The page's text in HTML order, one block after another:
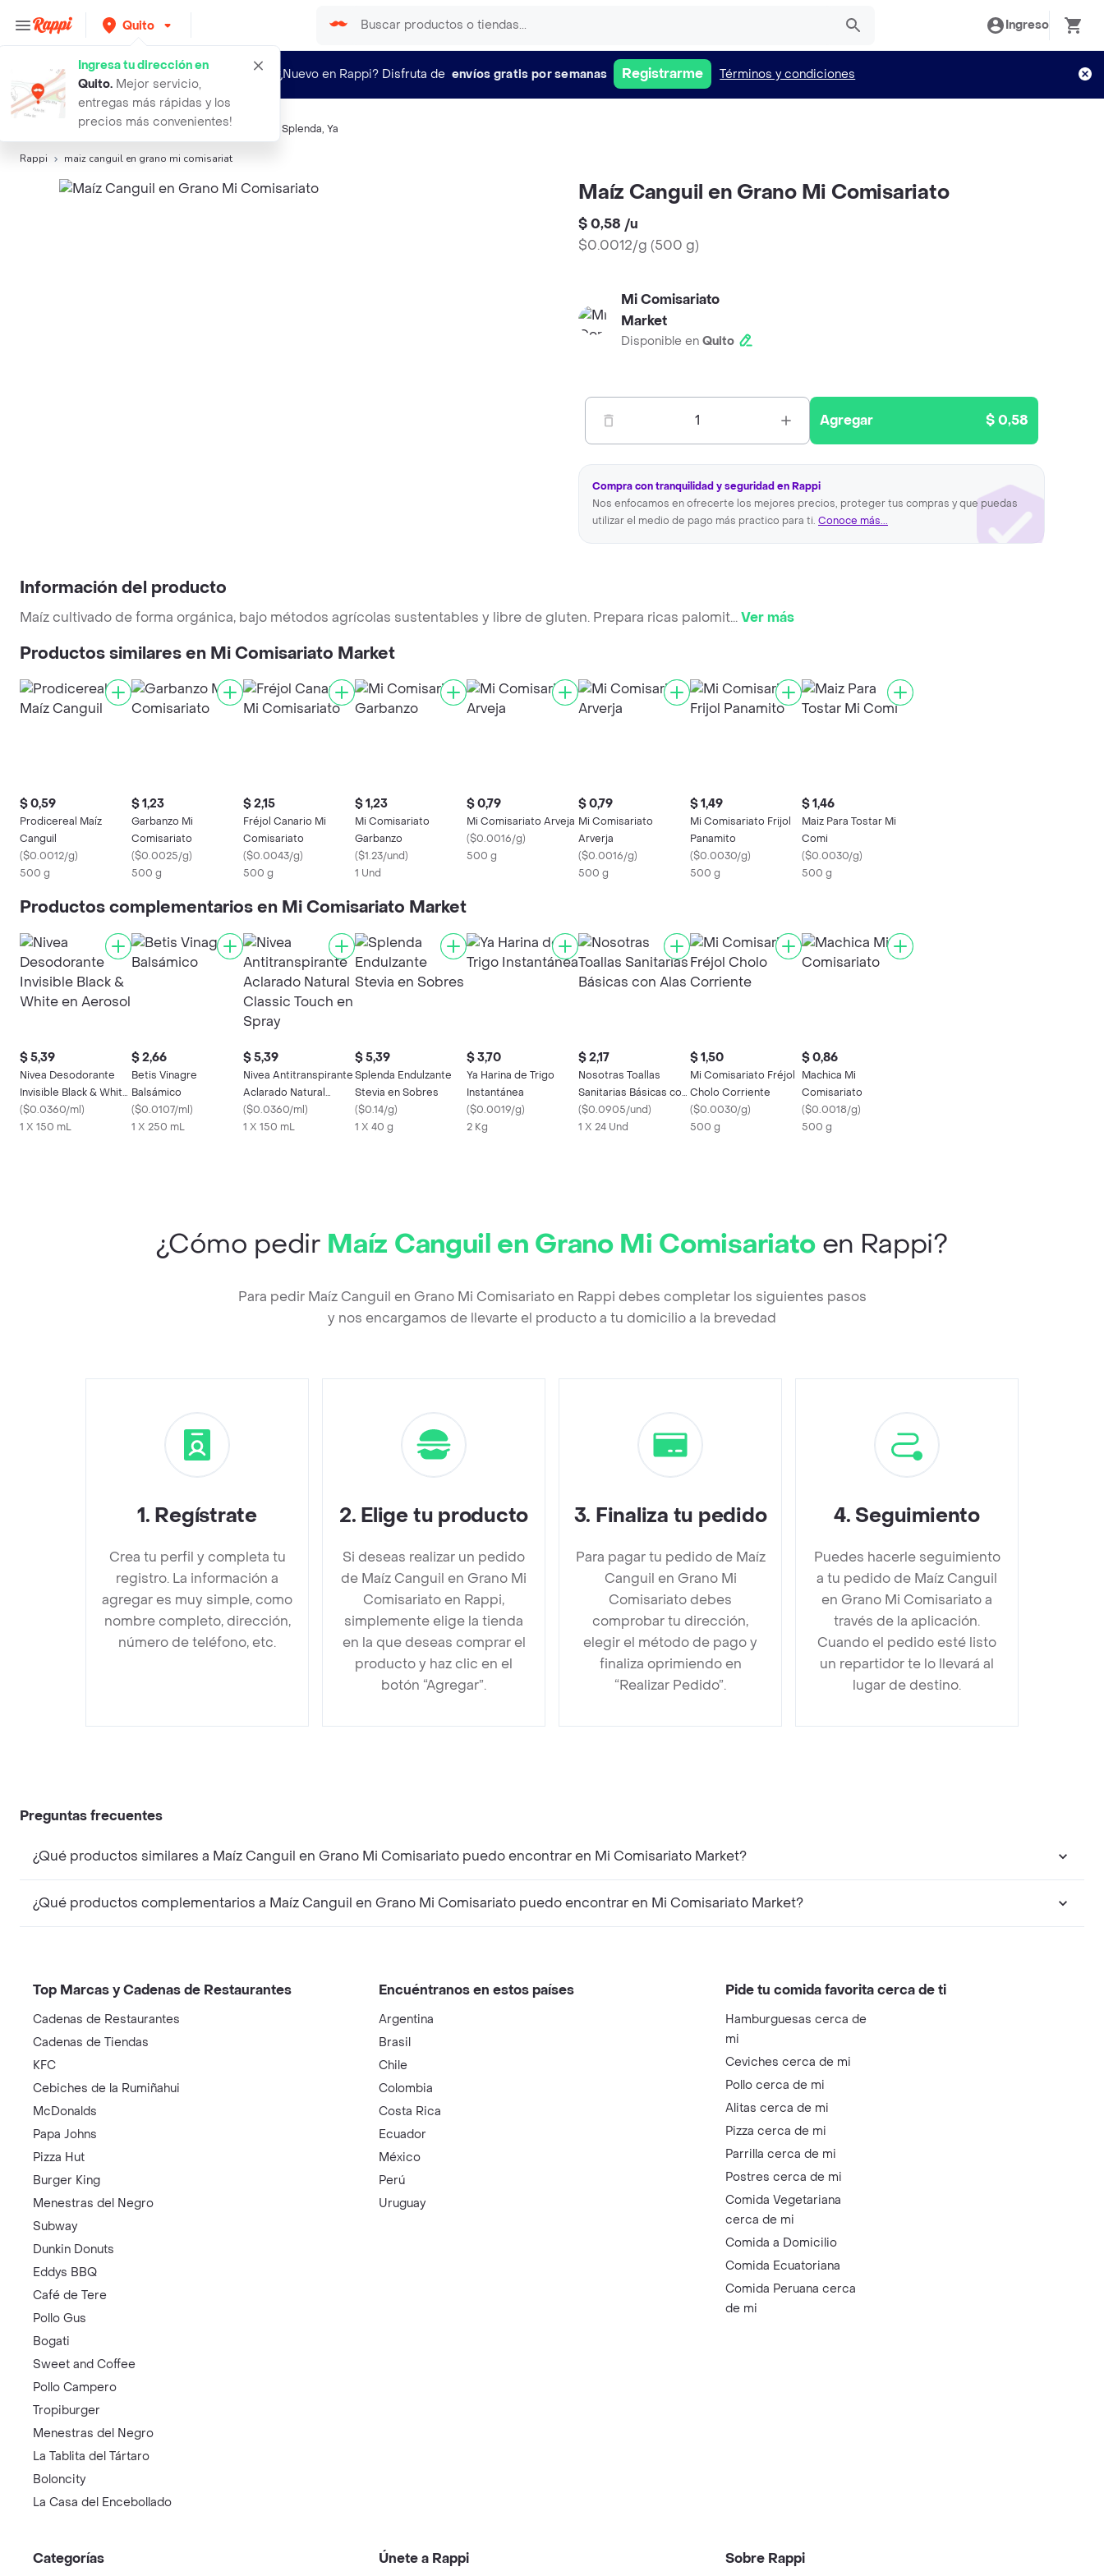
Quito
Ingresa tu dirección en
Quito. Mejor servicio,
entregas más rápidas y los
precios más convenientes!
Ingreso
¿Nuevo en Rappi? Disfruta de envíos gratis por semanas Registrarme Términos y condiciones
Búsquedas relacionadas: Granos,Prodicereal Splenda, Ya
Rappi maiz canguil en grano mi comisariat
Maíz Canguil en Grano Mi Comisariato
$ 0,58 /u
$0.0012/g (500 g)
Mi Comisariato
Market
Disponible en Quito
1 Agregar $ 0,58
Compra con tranquilidad y seguridad en Rappi
Nos enfocamos en ofrecerte los mejores precios, proteger tus compras y que puedas
utilizar el medio de pago más practico para ti. Conoce más...
Información del producto
Maíz cultivado de forma orgánica, bajo métodos agrícolas sustentables y libre de gluten. Prepara ricas palomit...Ver más
Productos similares en Mi Comisariato Market
$ 0,59
Prodicereal Maíz
Canguil
($0.0012/g)
500 g
$ 1,23
Garbanzo Mi
Comisariato
($0.0025/g)
500 g
$ 2,15
Fréjol Canario Mi
Comisariato
($0.0043/g)
500 g
$ 1,23
Mi Comisariato
Garbanzo
($1.23/und)
1 Und
$ 0,79
Mi Comisariato Arveja
($0.0016/g)
500 g
$ 0,79
Mi Comisariato
Arverja
($0.0016/g)
500 g
$ 1,49
Mi Comisariato Frijol
Panamito
($0.0030/g)
500 g
$ 1,46
Maiz Para Tostar Mi
Comi
($0.0030/g)
500 g
Productos complementarios en Mi Comisariato Market
$ 5,39
Nivea Desodorante
Invisible Black & White
en Aerosol
($0.0360/ml)
1 X 150 mL
$ 2,66
Betis Vinagre
Balsámico
($0.0107/ml)
1 X 250 mL
$ 5,39
Nivea Antitranspirante
Aclarado Natural
Classic Touch en
Spray
($0.0360/ml)
1 X 150 mL
$ 5,39
Splenda Endulzante
Stevia en Sobres
($0.14/g)
1 X 40 g
$ 3,70
Ya Harina de Trigo
Instantánea
($0.0019/g)
2 Kg
$ 2,17
Nosotras Toallas
Sanitarias Básicas con
Alas
($0.0905/und)
1 X 24 Und
$ 1,50
Mi Comisariato Fréjol
Cholo Corriente
($0.0030/g)
500 g
$ 0,86
Machica Mi
Comisariato
($0.0018/g)
500 g
¿Cómo pedir Maíz Canguil en Grano Mi Comisariatoen Rappi?
Para pedir Maíz Canguil en Grano Mi Comisariato en Rappi debes completar los siguientes pasos
y nos encargamos de llevarte el producto a tu domicilio a la brevedad
1. Regístrate
Crea tu perfil y completa tu
registro. La información a
agregar es muy simple, como
nombre completo, dirección,
número de teléfono, etc.
2. Elige tu producto
Si deseas realizar un pedido
de Maíz Canguil en Grano Mi
Comisariato en Rappi,
simplemente elige la tienda
en la que deseas comprar el
producto y haz clic en el
botón “Agregar”.
3. Finaliza tu pedido
Para pagar tu pedido de Maíz
Canguil en Grano Mi
Comisariato debes
comprobar tu dirección,
elegir el método de pago y
finaliza oprimiendo en
“Realizar Pedido”.
4. Seguimiento
Puedes hacerle seguimiento
a tu pedido de Maíz Canguil
en Grano Mi Comisariato a
través de la aplicación.
Cuando el pedido esté listo
un repartidor te lo llevará al
lugar de destino.
Preguntas frecuentes
¿Qué productos similares a Maíz Canguil en Grano Mi Comisariato puedo encontrar en Mi Comisariato Market?
¿Qué productos complementarios a Maíz Canguil en Grano Mi Comisariato puedo encontrar en Mi Comisariato Market?
Top Marcas y Cadenas de Restaurantes
Cadenas de Restaurantes
Cadenas de Tiendas
KFC
Cebiches de la Rumiñahui
McDonalds
Papa Johns
Pizza Hut
Burger King
Menestras del Negro
Subway
Dunkin Donuts
Eddys BBQ
Café de Tere
Pollo Gus
Bogati
Sweet and Coffee
Pollo Campero
Tropiburger
Menestras del Negro
La Tablita del Tártaro
Boloncity
La Casa del Encebollado
Encuéntranos en estos países
Argentina
Brasil
Chile
Colombia
Costa Rica
Ecuador
México
Perú
Uruguay
Pide tu comida favorita cerca de ti
Hamburguesas cerca de
mi
Ceviches cerca de mi
Pollo cerca de mi
Alitas cerca de mi
Pizza cerca de mi
Parrilla cerca de mi
Postres cerca de mi
Comida Vegetariana
cerca de mi
Comida a Domicilio
Comida Ecuatoriana
Comida Peruana cerca
de mi
Categorías Únete a Rappi Sobre Rappi